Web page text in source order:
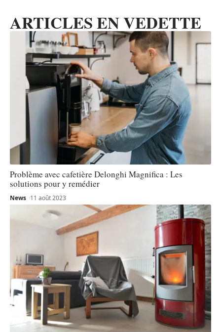
ARTICLES EN VEDETTE
Problème avec cafetière Delonghi Magnifica : Les
solutions pour y remédier
News 11 août 2023